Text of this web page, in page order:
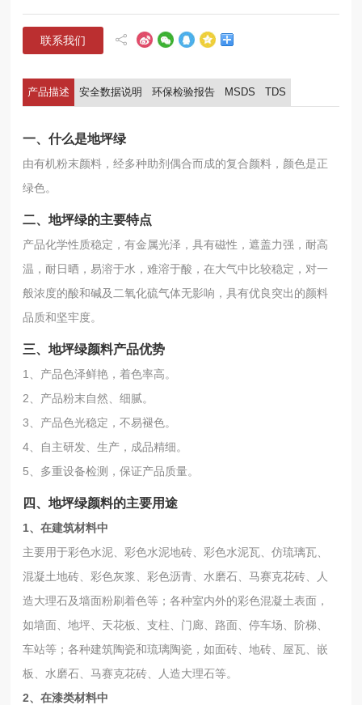
联系我们
产品描述 安全数据说明 环保检验报告 MSDS TDS
一、什么是地坪绿
由有机粉末颜料，经多种助剂偶合而成的复合颜料，颜色是正
绿色。
二、地坪绿的主要特点
产品化学性质稳定，有金属光泽，具有磁性，遮盖力强，耐高
温，耐日晒，易溶于水，难溶于酸，在大气中比较稳定，对一
般浓度的酸和碱及二氧化硫气体无影响，具有优良突出的颜料
品质和坚牢度。
三、地坪绿颜料产品优势
1、产品色泽鲜艳，着色率高。
2、产品粉末自然、细腻。
3、产品色光稳定，不易褪色。
4、自主研发、生产，成品精细。
5、多重设备检测，保证产品质量。
四、地坪绿颜料的主要用途
1、在建筑材料中
主要用于彩色水泥、彩色水泥地砖、彩色水泥瓦、仿琉璃瓦、
混凝土地砖、彩色灰浆、彩色沥青、水磨石、马赛克花砖、人
造大理石及墙面粉刷着色等；各种室内外的彩色混凝土表面，
如墙面、地坪、天花板、支柱、门廊、路面、停车场、阶梯、
车站等；各种建筑陶瓷和琉璃陶瓷，如面砖、地砖、屋瓦、嵌
板、水磨石、马赛克花砖、人造大理石等。
2、在漆类材料中